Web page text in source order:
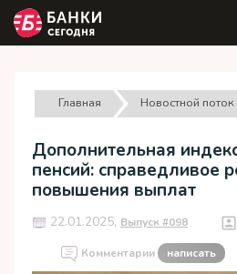
Главная Новостной поток
Дополнительная
пенсий: справедливое
повышения выплат
22.01.2025, Выпуск #098
Комментарии написать